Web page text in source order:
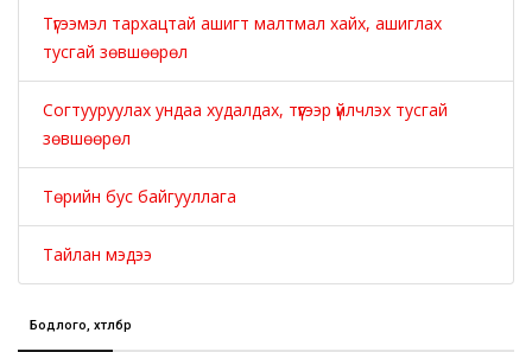
Түгээмэл тархацтай ашигт малтмал хайх, ашиглах
тусгай зөвшөөрөл
Согтууруулах ундаа худалдах, түүгээр үйлчлэх тусгай
зөвшөөрөл
Төрийн бус байгууллага
Тайлан мэдээ
Бодлого, хөтөлбөр